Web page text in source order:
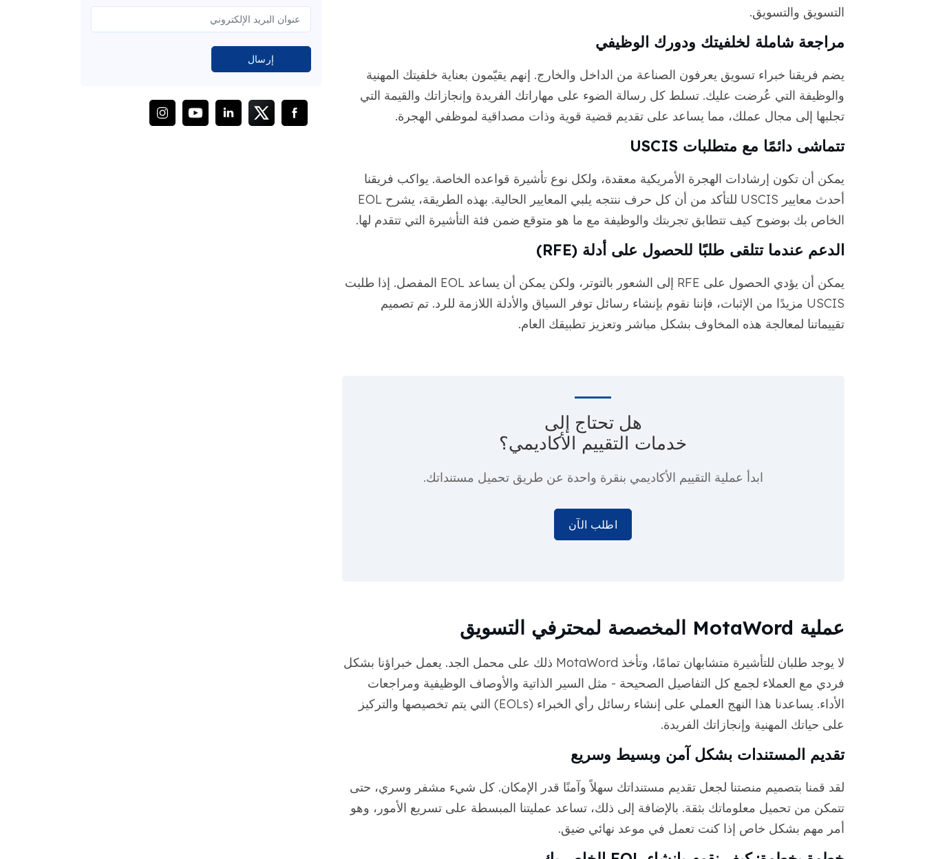
التسويق والتسويق.
مراجعة شاملة لخلفيتك ودورك الوظيفي
يضم فريقنا خبراء تسويق يعرفون الصناعة من الداخل والخارج. إنهم يقيّمون بعناية خلفيتك المهنية
والوظيفة التي عُرضت عليك. تسلط كل رسالة الضوء على مهاراتك الفريدة وإنجازاتك والقيمة التي
تجلبها إلى مجال عملك، مما يساعد على تقديم قضية قوية وذات مصداقية لموظفي الهجرة.
تتماشى دائمًا مع متطلبات USCIS
يمكن أن تكون إرشادات الهجرة الأمريكية معقدة، ولكل نوع تأشيرة قواعده الخاصة. يواكب فريقنا
أحدث معايير USCIS للتأكد من أن كل حرف ننتجه يلبي المعايير الحالية. بهذه الطريقة، يشرح EOL
الخاص بك بوضوح كيف تتطابق تجربتك والوظيفة مع ما هو متوقع ضمن فئة التأشيرة التي تتقدم لها.
الدعم عندما تتلقى طلبًا للحصول على أدلة (RFE)
يمكن أن يؤدي الحصول على RFE إلى الشعور بالتوتر، ولكن يمكن أن يساعد EOL المفصل. إذا طلبت
USCIS مزيدًا من الإثبات، فإننا نقوم بإنشاء رسائل توفر السياق والأدلة اللازمة للرد. تم تصميم
تقييماتنا لمعالجة هذه المخاوف بشكل مباشر وتعزيز تطبيقك العام.
هل تحتاج إلى
خدمات التقييم الأكاديمي؟
ابدأ عملية التقييم الأكاديمي بنقرة واحدة عن طريق تحميل مستنداتك.
اطلب الآن
عملية MotaWord المخصصة لمحترفي التسويق
لا يوجد طلبان للتأشيرة متشابهان تمامًا، وتأخذ MotaWord ذلك على محمل الجد. يعمل خبراؤنا بشكل
فردي مع العملاء لجمع كل التفاصيل الصحيحة - مثل السير الذاتية والأوصاف الوظيفية ومراجعات
الأداء. يساعدنا هذا النهج العملي على إنشاء رسائل رأي الخبراء (EOLs) التي يتم تخصيصها والتركيز
على حياتك المهنية وإنجازاتك الفريدة.
تقديم المستندات بشكل آمن وبسيط وسريع
لقد قمنا بتصميم منصتنا لجعل تقديم مستنداتك سهلاً وآمنًا قدر الإمكان. كل شيء مشفر وسري، حتى
تتمكن من تحميل معلوماتك بثقة. بالإضافة إلى ذلك، تساعد عمليتنا المبسطة على تسريع الأمور، وهو
أمر مهم بشكل خاص إذا كنت تعمل في موعد نهائي ضيق.
إرسال